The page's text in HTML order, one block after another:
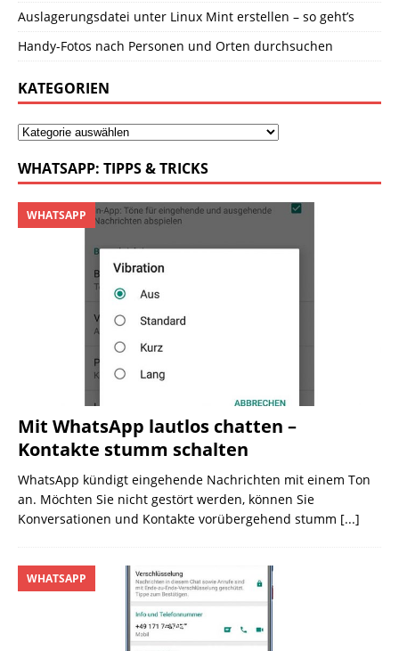
Auslagerungsdatei unter Linux Mint erstellen – so geht’s
Handy-Fotos nach Personen und Orten durchsuchen
KATEGORIEN
WHATSAPP: TIPPS & TRICKS
Mit WhatsApp lautlos chatten –
Kontakte stumm schalten
WHATSAPP
WhatsApp kündigt eingehende Nachrichten mit einem Ton
an. Möchten Sie nicht gestört werden, können Sie
Konversationen und Kontakte vorübergehend stumm [...]
WHATSAPP